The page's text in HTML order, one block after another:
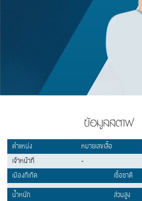
ข้อมูลสตาฟ
ตำแหน่ง
เจ้าหน้าที่
หมายเลขเสื้อ
-
เมืองที่เกิด
เชื้อชาติ
น้ำหนัก
ส่วนสูง